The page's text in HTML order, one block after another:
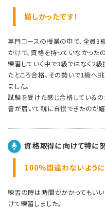
嬉しかったです！
専門コースの授業の中で、全員3
かけで、資格を持っていなかった
練習していく中で3級ではなく2
たところ合格、その勢いで1級へ
ました。
試験を受けた感じ合格している
書が届いて親に自慢できたのが嬉
資格取得に向けて特に
100%間違わないように
練習の時は時間がかかってもい
けて練習しました。